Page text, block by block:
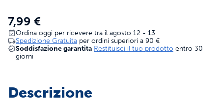
7,99 €
Ordina oggi per ricevere tra il agosto 12 - 13
Spedizione Gratuita per ordini superiori a 90 €
Soddisfazione garantita Restituisci il tuo prodotto entro 30
giorni
Descrizione